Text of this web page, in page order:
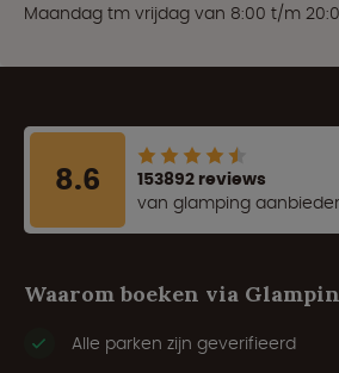
Maandag tm vrijdag van 8:00 t/m
8.6
153892 reviews
van glamping
Waarom boeken via
Alle parken zijn geverifieerd